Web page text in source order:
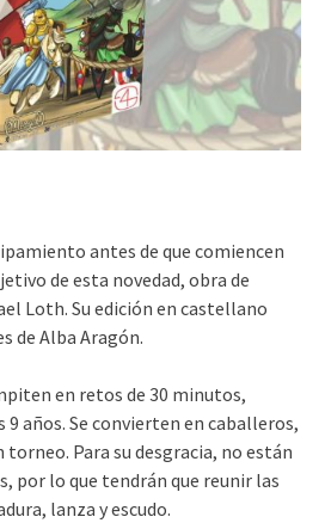
antes de que comiencen
de esta novedad, obra de
Loth. Su edición en castellano
de Alba Aragón.
en retos de 30 minutos,
9 años. Se convierten en caballeros,
torneo. Para su desgracia, no están
por lo que tendrán que reunir las
lanza y escudo.